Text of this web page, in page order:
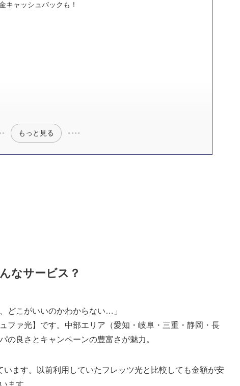
キャッシュバックも！
もっと見る
なサービス？
どこがいいのかわからない…」
ファ光】です。中部エリア（愛知・岐阜・三重・静岡・長
の良さとキャンペーンの豊富さが魅力。
ます。以前利用していたフレッツ光と比較しても金額が安